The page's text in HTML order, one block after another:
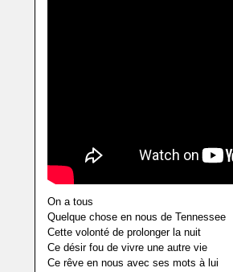
On a tous
Quelque chose en nous de Tennessee
Cette volonté de prolonger la nuit
Ce désir fou de vivre une autre vie
Ce rêve en nous avec ses mots à lui